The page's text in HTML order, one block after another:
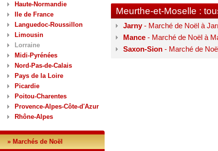
Haute-Normandie
Ile de France
Languedoc-Roussillon
Limousin
Lorraine
Midi-Pyrénées
Nord-Pas-de-Calais
Pays de la Loire
Picardie
Poitou-Charentes
Provence-Alpes-Côte-d'Azur
Rhône-Alpes
» Marchés de Noël
Meurthe-et-Moselle :
Jarny - Marché de Noël à
Mance - Marché de Noël à
Saxon-Sion - Marché de